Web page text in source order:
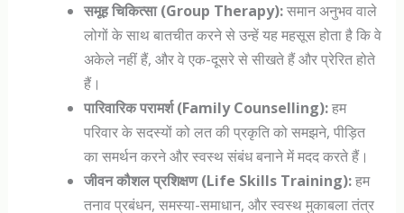
समूह चिकित्सा (Group Therapy):समान अनुभव वाले
लोगों के साथ बातचीत करने से उन्हें यह महसूस होता है कि वे
अकेले नहीं हैं, और वे एक-दूसरे से सीखते हैं और प्रेरित होते
हैं।
पारिवारिक परामर्श (Family Counselling):हम
परिवार के सदस्यों को लत की प्रकृति को समझने, पीड़ित
का समर्थन करने और स्वस्थ संबंध बनाने में मदद करते हैं।
जीवन कौशल प्रशिक्षण (Life Skills Training):हम
तनाव प्रबंधन, समस्या-समाधान, और स्वस्थ मुकाबला तंत्र